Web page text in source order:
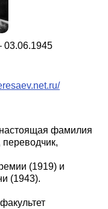
03.06.1945
фамилия
(1919) и
(1943).